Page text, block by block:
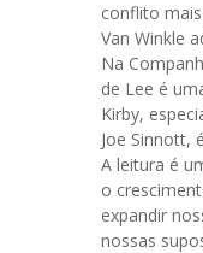
conflito
Van Winkle
Na
de Lee é
Kirby,
Joe Sinnott,
A leitura é
o
expandir
nossas